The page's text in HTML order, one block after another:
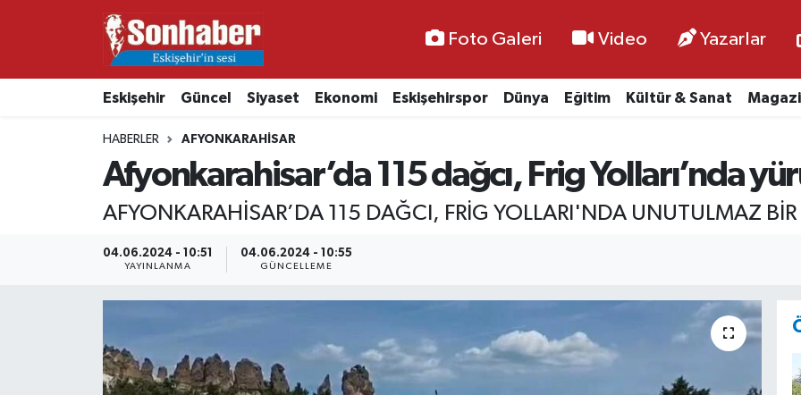
Foto Galeri Video Yazarlar
Eskişehir Güncel Siyaset Ekonomi Eskişehirspor Dünya Eğitim Kültür & Sanat
HABERLER AFYONKARAHISAR
Afyonkarahisar’da 115 dağcı, Frig Yolları’nda
AFYONKARAHİSAR’DA 115 DAĞCI, FRİG YOLLARI'NDA UNUTULMAZ BİR
04.06.2024 - 10:51
YAYINLANMA
04.06.2024 - 10:55
GÜNCELLEME
Ekonomi
Kültür & Sanat
Resmi İlanlar
Nöbetçi Eczaneler
Namaz Vakitleri
Trafik Durumu
Süper Lig Puan Durumu ve Fikstür
Son Dakika Haberleri
Haber Arşivi